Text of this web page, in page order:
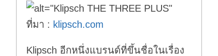
ที่มา : klipsch.com
Klipsch อีกหนึ่งแบรนด์ที่ขึ้นชื่อในเรื่อง